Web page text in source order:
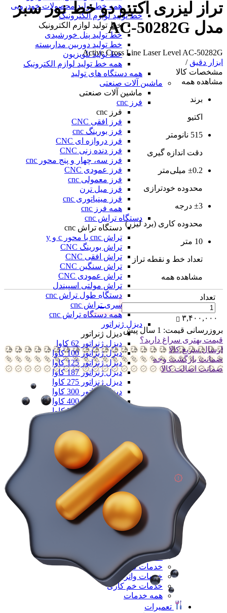
همه خط تولید محصولات خودرویی
خط تولید لوازم الکترونیک
خط تولید لوازم الکترونیک
خط تولید پنل خورشیدی
خط تولید دوربین مداربسته
خط تولید تلویزیون
همه خط تولید لوازم الکترونیک
همه دستگاه های تولید
ماشین آلات صنعتی
ماشین آلات صنعتی
فرز cnc
فرز cnc
فرز افقی CNC
فرز بورینگ cnc
فرز دروازه ای CNC
فرز دنده زنی CNC
فرز سه، چهار و پنج محور cnc
فرز عمودی CNC
فرز معمولی cnc
فرز میل ترن
فرز مینیاتوری cnc
همه فرز cnc
دستگاه تراش cnc
دستگاه تراش cnc
تراش cnc با محور c و y
تراش بورینگ CNC
تراش افقی CNC
تراش سنگین CNC
تراش عمودی CNC
تراش مولتی اسپیندل
دستگاه طول تراش cnc
سری تراش cnc
همه دستگاه تراش cnc
دیزل ژنراتور
دیزل ژنراتور
دیزل ژنراتور 62 کاوا
دیزل ژنزاتور 100 کاوا
دیزل ژنراتور 125 کاوا
دیزل ژنراتور 187 کاوا
دیزل ژنزاتور 275 کاوا
دیزل ژنزاتور 300 کاوا
دیزل ژنزاتور 400 کاوا
دیزل ژنزاتور 1100 کاوا
دیزل ژنزاتور 1400 کاوا
همه دیزل ژنراتور
همه ماشین آلات صنعتی
همه محصولات
خدمات CNC
خدمات پرینت سه بعدی
خدمات برش لیزر
خدمات تراشکاری
خدمات طراحی قالب
خدمات اسکن 3 بعدی
خدمات تزریق پلاستیک
خدمات فرزکاری
خدمات واترجت
خدمات خم کاری
همه خدمات
تعمیرات
تراز لیزری اکتیو دو خط نور سبز
مدل AC-50282G
Active Cross Line Laser Level AC-50282G
ابزار دقیق /
مشخصات کالا
مشاهده همه
برند
اکتیو
515 نانومتر
دقت اندازه گیری
±0.2 میلی‌متر
محدوده خودترازی
±3 درجه
محدوده کاری (برد لیزر)
10 متر
تعداد خط و نقطه تراز
مشاهده همه
تعداد
۳,۴۰۰,۰۰۰
بروزرسانی قیمت: 1 سال پیش
قیمت بهتری سراغ دارید؟
ارسال سریع کالا
ضمانت بازگشت وجه
ضمانت اضالت کالا